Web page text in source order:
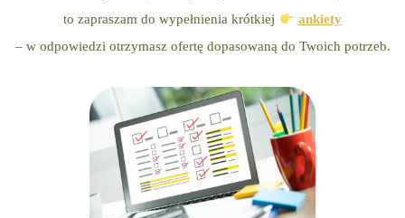
to zapraszam do wypełnienia krótkiej
ankiety
– w odpowiedzi otrzymasz ofertę dopasowaną do Twoich potrzeb.